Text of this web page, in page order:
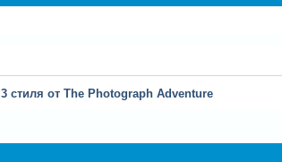
3 стиля от The Photograph Adventure